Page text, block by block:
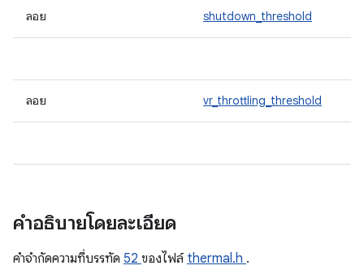
ลอย shutdown_threshold
ลอย vr_throttling_threshold
คำอธิบายโดยละเอียด
คําจํากัดความที่บรรทัด 52 ของไฟล์ thermal.h .